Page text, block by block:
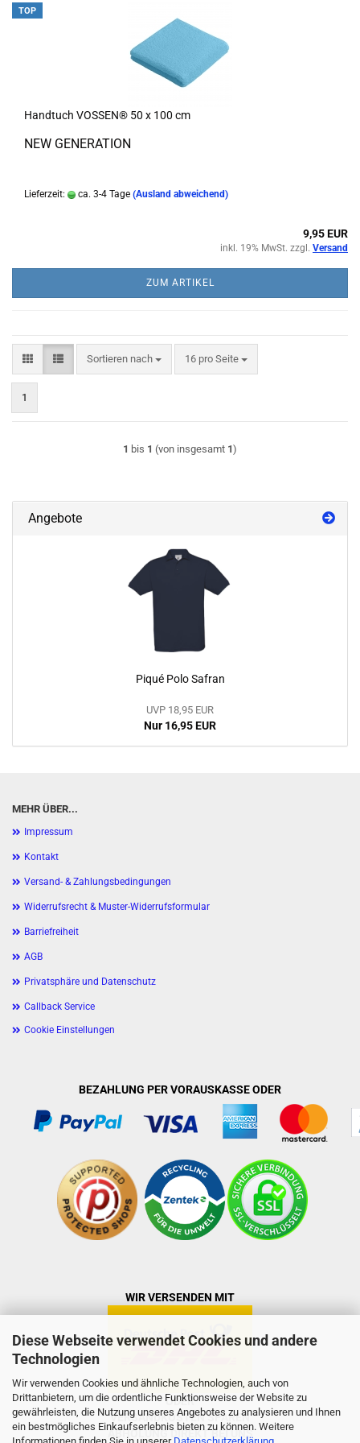
Diese Webseite verwendet Cookies und andere
Technologien
Wir verwenden Cookies und ähnliche Technologien, auch von
Drittanbietern, um die ordentliche Funktionsweise der Website zu
gewährleisten, die Nutzung unseres Angebotes zu analysieren und Ihnen
ein bestmögliches Einkaufserlebnis bieten zu können. Weitere
TOP
Handtuch VOSSEN® 50 x 100 cm
NEW GENERATION
Lieferzeit: ca. 3-4 Tage (Ausland abweichend)
9,95 EUR
inkl. 19% MwSt. zzgl. Versand
ZUM ARTIKEL
Sortieren nach
Sortieren nach 16 pro Seite
pro Seite
1
1 bis 1 (von insgesamt 1)
Angebote
Piqué Polo Safran
UVP 18,95 EUR
Nur 16,95 EUR
MEHR ÜBER...
Impressum
Kontakt
Versand- & Zahlungsbedingungen
Widerrufsrecht & Muster-Widerrufsformular
Barriefreiheit
AGB
Privatsphäre und Datenschutz
Callback Service
Cookie Einstellungen
BEZAHLUNG PER VORAUSKASSE ODER
WIR VERSENDEN MIT
ODER
VERSANDKOSTEN SPAREN
ABHOLUNG DIREKT BEI UNS